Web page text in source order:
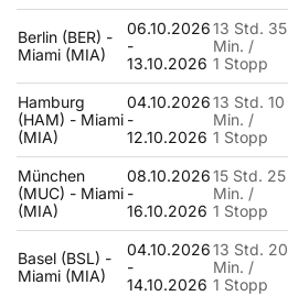
Berlin (BER) -
Miami (MIA)
06.10.2026
-
13.10.2026
13 Std. 35
Min. /
1 Stopp
Hamburg
(HAM) - Miami
(MIA)
04.10.2026
-
12.10.2026
13 Std. 10
Min. /
1 Stopp
München
(MUC) - Miami
(MIA)
08.10.2026
-
16.10.2026
15 Std. 25
Min. /
1 Stopp
Basel (BSL) -
Miami (MIA)
04.10.2026
-
14.10.2026
13 Std. 20
Min. /
1 Stopp